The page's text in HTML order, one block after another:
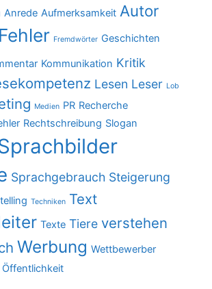
Anrede Aufmerksamkeit Autor
Fehler Fremdwörter Geschichten
Kommunikation Kritik
Lesen Leser Lob
Medien PR Recherche
Rechtschreibung Slogan
Sprachgebrauch Steigerung
Techniken Text
Texte Tiere verstehen
Werbung Wettbewerber
Öffentlichkeit